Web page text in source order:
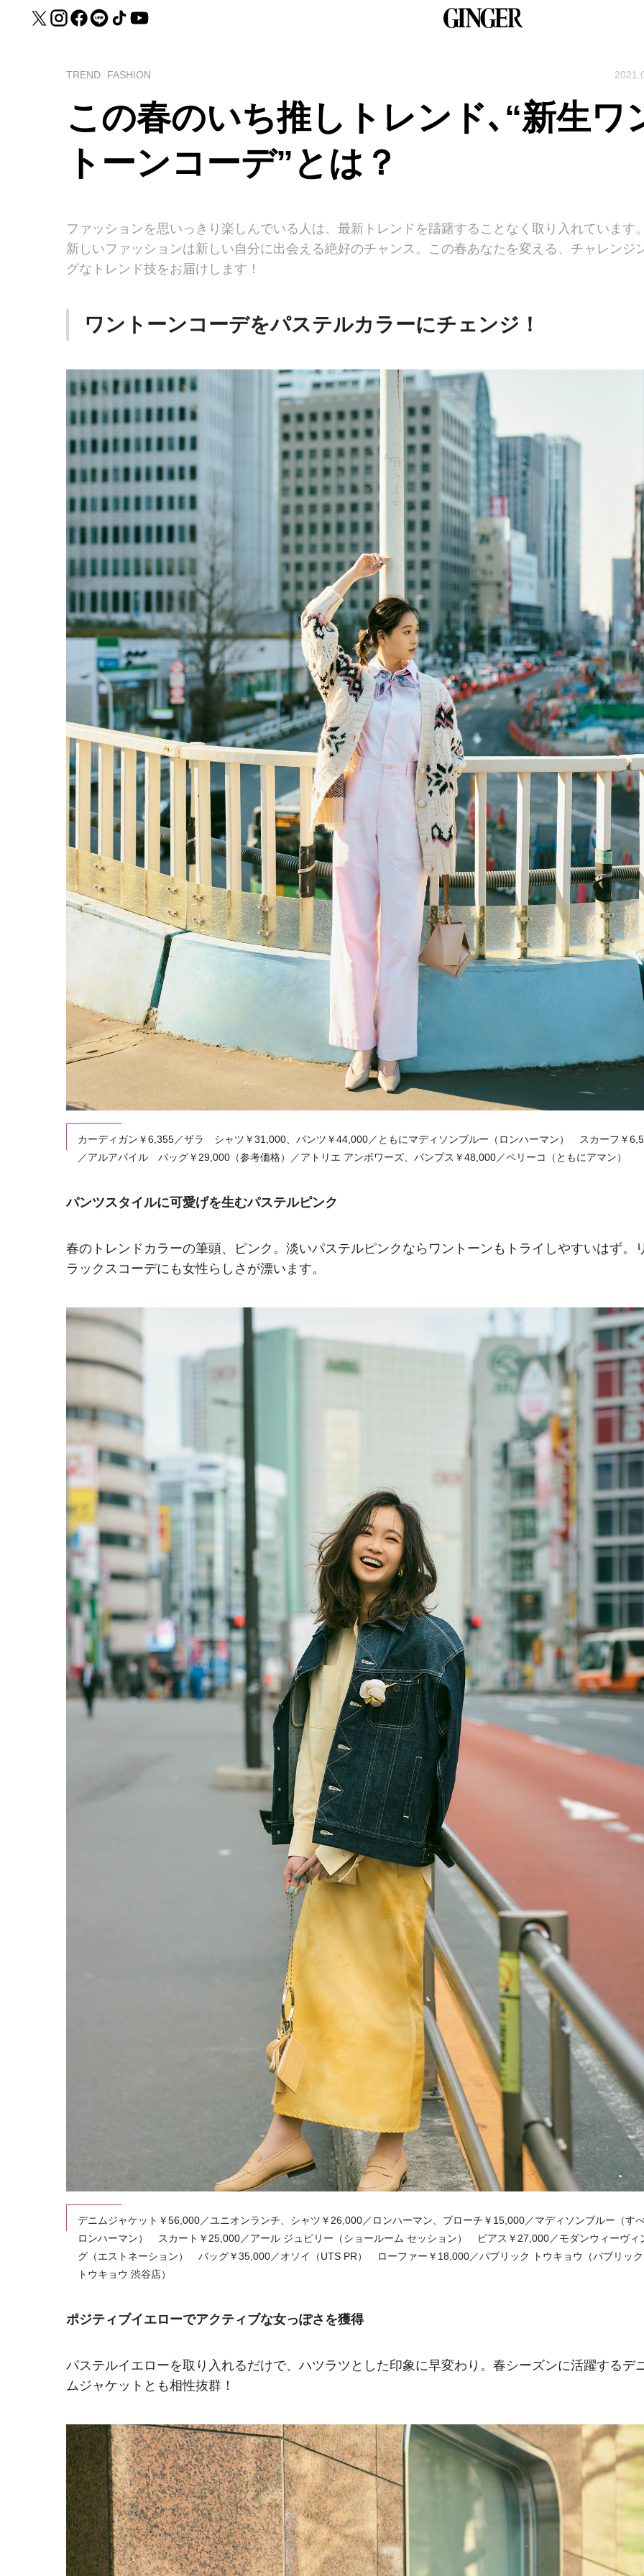
TREND FASHION
この春のいち推しトレンド､“新生ワ
トーンコーデ”とは？
ファッションを思いっきり楽しんでいる人は、最新トレンドを躊躇することなく取り入れています
新しいファッションは新しい自分に出会える絶好のチャンス。この春あなたを変える、チャレンジ
グなトレンド技をお届けします！
ワントーンコーデをパステルカラーにチェンジ！
カーディガン￥6,355／ザラ シャツ￥31,000、パンツ￥44,000／ともにマディソンブルー（ロンハーマン） スカーフ￥
／アルアバイル バッグ￥29,000（参考価格）／アトリエ アンボワーズ、パンプス￥48,000／ペリーコ（ともにアマン）
パンツスタイルに可愛げを生むパステルピンク
春のトレンドカラーの筆頭、ピンク。淡いパステルピンクならワントーンもトライしやすいはず。
ラックスコーデにも女性らしさが漂います。
デニムジャケット￥56,000／ユニオンランチ、シャツ￥26,000／ロンハーマン、ブローチ￥15,000／マディソンブルー（す
ロンハーマン） スカート￥25,000／アール ジュビリー（ショールーム セッション） ピアス￥27,000／モダンウィーヴィ
グ（エストネーション） バッグ￥35,000／オソイ（UTS PR） ローファー￥18,000／パブリック トウキョウ（パブリック
トウキョウ 渋谷店）
ポジティブイエローでアクティブな女っぽさを獲得
パステルイエローを取り入れるだけで、ハツラツとした印象に早変わり。春シーズンに活躍するデ
ムジャケットとも相性抜群！